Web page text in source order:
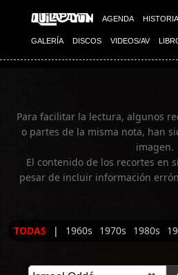
AGENDA HISTORIA
GALERÍA DISCOS VIDEOS/AV
Imagen 01
Para facilitar la lectura, algunos
o partes de la misma nota, han
imagen.
El contenido de los recortes en
pesar de incluir información
TODAS | 1960s 1970s 1980s